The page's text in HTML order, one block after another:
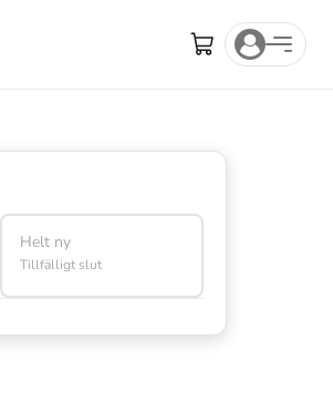
Helt ny
Tillfälligt slut